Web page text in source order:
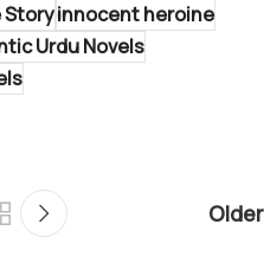
Storyinnocent heroine
Urdu Novels
Older